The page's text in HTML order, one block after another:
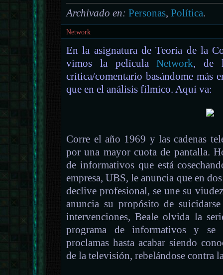
Archivado en: Personas,Política.
Network
En la asignatura de Teoría de la
vimos la películaNetwork, de
crítica/comentario basándome más
que en el análisis fílmico. Aquí va:
Corre el año 1969 y las cadenas
por una mayor cuota de pantalla.
de informativos que está
empresa, UBS, le anuncia que en
declive profesional, se une su
anuncia su propósito de
intervenciones, Beale olvida la
programa de informativos y se
proclamas hasta acabar siendo
de la televisión, rebelándose contra